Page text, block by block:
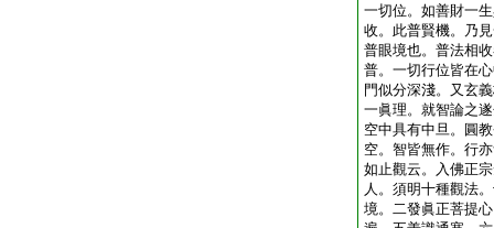
一切位。如善財一
收。此普賢機。乃
普眼境也。普法相
普。一切行位皆在
門似分深淺。又玄
一眞理。就智論之
空中具有中旦。圓
空。智皆無作。行
如止觀云。入佛正
人。須明十種觀法
境。二發眞正菩提